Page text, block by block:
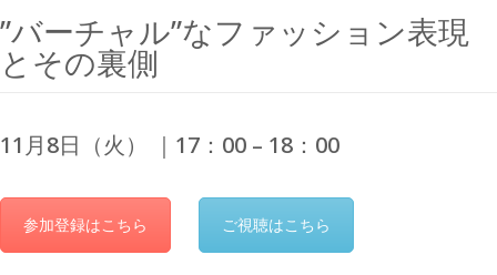
”バーチャル”なファッション表現
とその裏側
11月8日（火） ｜17：00 – 18：00
参加登録はこちら ご視聴はこちら